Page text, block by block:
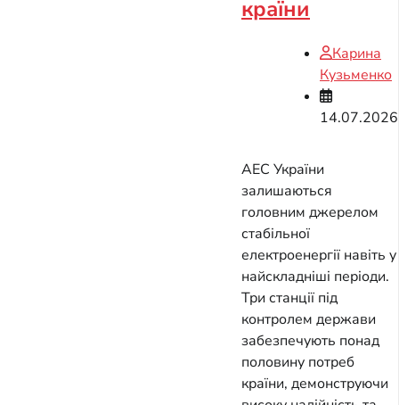
країни
Карина
Кузьменко
14.07.2026
АЕС України
залишаються
головним джерелом
стабільної
електроенергії навіть у
найскладніші періоди.
Три станції під
контролем держави
забезпечують понад
половину потреб
країни, демонструючи